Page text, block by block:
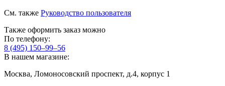
См. также Руководство пользователя
Также оформить заказ можно
По телефону:
8 (495) 150–99–56
В нашем магазине:
Москва, Ломоносовский проспект, д.4, корпус 1